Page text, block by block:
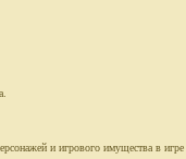
и игрового имущества в